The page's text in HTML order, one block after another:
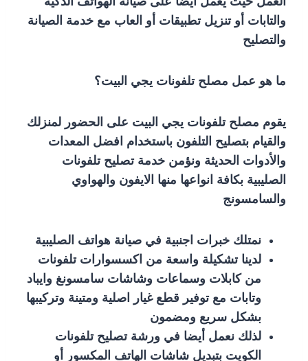
والتابات أو تنزيل تطبيقات أو العاب مع خدمة الصيانة
والتصليح
ما هو عمل مصلح تلفونات يجي البيت؟
يقوم مصلح تلفونات يجي البيت على الحضور لمنزلك
والقيام بتصليح التلفون باستخدام افضل المعدات
والأدوات الحديثة ونؤمن خدمة تصليح تلفونات
الصليبية بكافة انواعها منها الايفون والهواوي
والسامسونج
نمتلك خبرات اجنبية في صيانة هواتف الصليبية
لدينا تشكيلة واسعة من اكسسوارات تلفونات
من كابلات وسماعات وشاشات سامسونغ وايباد
وتابات مع توفير قطع غيار اصلية ومتينة وتركيبها
بشكل سريع ومضمون
لذلك نعمل أيضا في ورشة تصليح تلفونات
الكويت بتبديل شاشات الهاتف المكسور أو